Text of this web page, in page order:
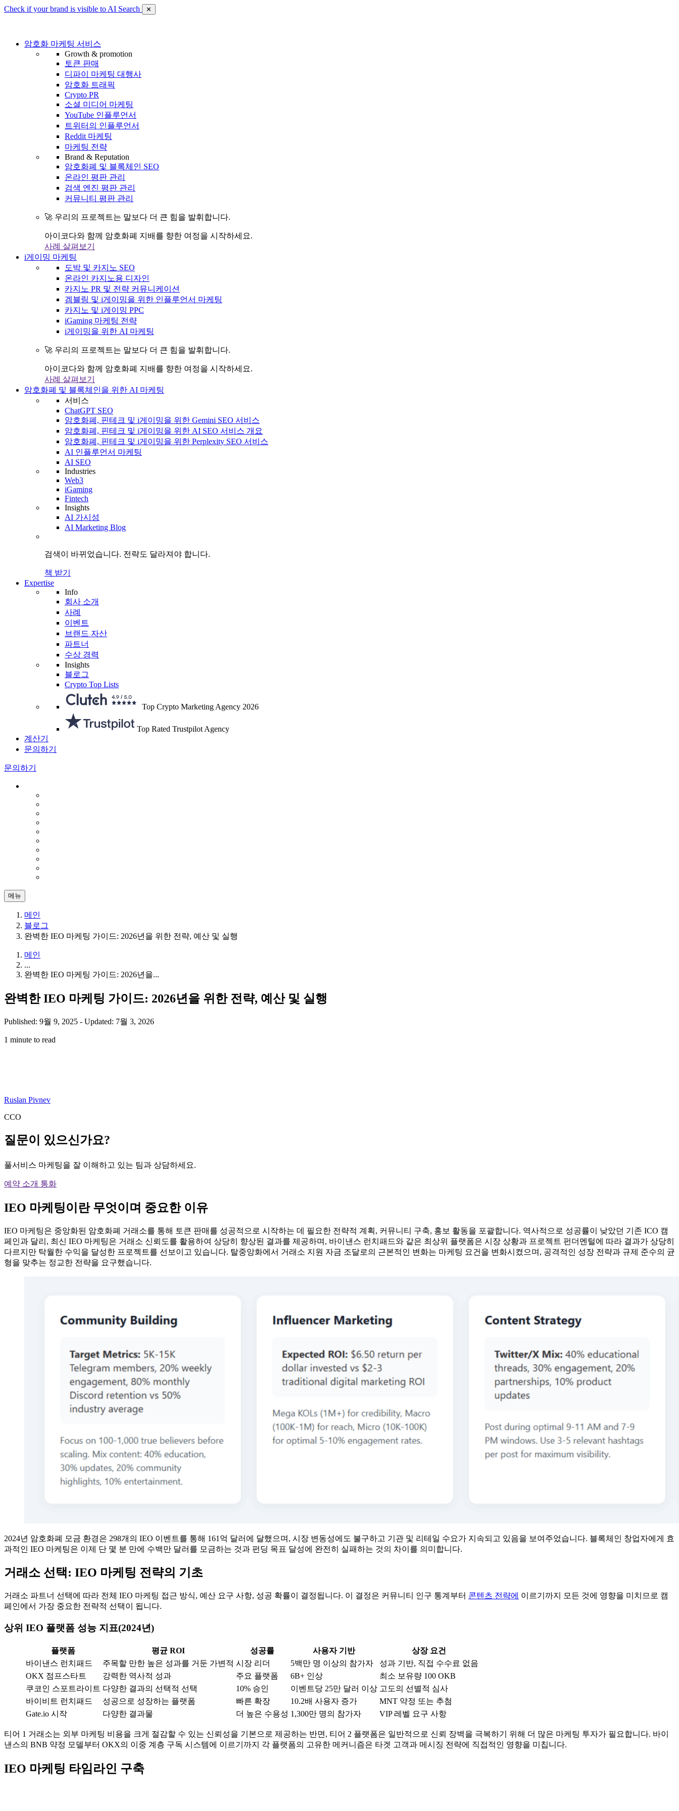
Check if your brand is visible to AI Search ✕
암호화 마케팅 서비스
Growth & promotion
토큰 판매
디파이 마케팅 대행사
암호화 트래픽
Crypto PR
소셜 미디어 마케팅
YouTube 인플루언서
트위터의 인플루언서
Reddit 마케팅
마케팅 전략
Brand & Reputation
암호화폐 및 블록체인 SEO
온라인 평판 관리
검색 엔진 평판 관리
커뮤니티 평판 관리
🚀 우리의 프로젝트는 말보다 더 큰 힘을 발휘합니다.
아이코다와 함께 암호화폐 지배를 향한 여정을 시작하세요.
사례 살펴보기
i게이밍 마케팅
도박 및 카지노 SEO
온라인 카지노용 디자인
카지노 PR 및 전략 커뮤니케이션
겜블링 및 i게이밍을 위한 인플루언서 마케팅
카지노 및 i게이밍 PPC
iGaming 마케팅 전략
i게이밍을 위한 AI 마케팅
🚀 우리의 프로젝트는 말보다 더 큰 힘을 발휘합니다.
아이코다와 함께 암호화폐 지배를 향한 여정을 시작하세요.
사례 살펴보기
암호화폐 및 블록체인을 위한 AI 마케팅
서비스
ChatGPT SEO
암호화폐, 핀테크 및 i게이밍을 위한 Gemini SEO 서비스
암호화폐, 핀테크 및 i게이밍을 위한 AI SEO 서비스 개요
암호화폐, 핀테크 및 i게이밍을 위한 Perplexity SEO 서비스
AI 인플루언서 마케팅
AI SEO
Industries
Web3
iGaming
Fintech
Insights
AI 가시성
AI Marketing Blog
검색이 바뀌었습니다. 전략도 달라져야 합니다.
책 받기
Expertise
Info
회사 소개
사례
이벤트
브랜드 자산
파트너
수상 경력
Insights
블로그
Crypto Top Lists
Top Crypto Marketing Agency 2026
Top Rated Trustpilot Agency
계산기
문의하기
문의하기
메뉴
메인
블로그
완벽한 IEO 마케팅 가이드: 2026년을 위한 전략, 예산 및 실행
메인
...
완벽한 IEO 마케팅 가이드: 2026년을...
완벽한 IEO 마케팅 가이드: 2026년을 위한 전략, 예산 및 실행
Published: 9월 9, 2025 - Updated: 7월 3, 2026
1 minute to read
Ruslan Pivnev
CCO
질문이 있으신가요?
풀서비스 마케팅을 잘 이해하고 있는 팀과 상담하세요.
예약 소개 통화
IEO 마케팅이란 무엇이며 중요한 이유
IEO 마케팅은 중앙화된 암호화폐 거래소를 통해 토큰 판매를 성공적으로 시작하는 데 필요한 전략적 계획, 커뮤니티 구축, 홍보 활동을 포괄합니다. 역사적으로 성공률이 낮았던 기존 ICO 캠
페인과 달리, 최신 IEO 마케팅은 거래소 신뢰도를 활용하여 상당히 향상된 결과를 제공하며, 바이낸스 런치패드와 같은 최상위 플랫폼은 시장 상황과 프로젝트 펀더멘털에 따라 결과가 상당히
다르지만 탁월한 수익을 달성한 프로젝트를 선보이고 있습니다. 탈중앙화에서 거래소 지원 자금 조달로의 근본적인 변화는 마케팅 요건을 변화시켰으며, 공격적인 성장 전략과 규제 준수의 균
형을 맞추는 정교한 전략을 요구했습니다.
2024년 암호화폐 모금 환경은 298개의 IEO 이벤트를 통해 161억 달러에 달했으며, 시장 변동성에도 불구하고 기관 및 리테일 수요가 지속되고 있음을 보여주었습니다. 블록체인 창업자에게 효
과적인 IEO 마케팅은 이제 단 몇 분 만에 수백만 달러를 모금하는 것과 펀딩 목표 달성에 완전히 실패하는 것의 차이를 의미합니다.
거래소 선택: IEO 마케팅 전략의 기초
거래소 파트너 선택에 따라 전체 IEO 마케팅 접근 방식, 예산 요구 사항, 성공 확률이 결정됩니다. 이 결정은 커뮤니티 인구 통계부터 콘텐츠 전략에 이르기까지 모든 것에 영향을 미치므로 캠
페인에서 가장 중요한 전략적 선택이 됩니다.
상위 IEO 플랫폼 성능 지표(2024년)
플랫폼 평균 ROI 성공률 사용자 기반
상장 요건
바이낸스 런치패드
주목할 만한 높은 성과를 거둔 가변적 시장 리더 5백만 명 이상의 참가자
성과 기반, 직접 수수료 없음
OKX 점프스타트
강력한 역사적 성과 주요 플랫폼 6B+ 인상
최소 보유량 100 OKB
쿠코인 스포트라이트 다양한 결과의 선택적 선택 10% 승인 이벤트당 25만 달러 이상 고도의 선별적 심사
바이비트 런치패드
성공으로 성장하는 플랫폼 빠른 확장 10.2배 사용자 증가
MNT 약정 또는 추첨
Gate.io 시작
다양한 결과물 더 높은 수용성 1,300만 명의 참가자 VIP 레벨 요구 사항
티어 1 거래소는 외부 마케팅 비용을 크게 절감할 수 있는 신뢰성을 기본으로 제공하는 반면, 티어 2 플랫폼은 일반적으로 신뢰 장벽을 극복하기 위해 더 많은 마케팅 투자가 필요합니다. 바이
낸스의 BNB 약정 모델부터 OKX의 이중 계층 구독 시스템에 이르기까지 각 플랫폼의 고유한 메커니즘은 타겟 고객과 메시징 전략에 직접적인 영향을 미칩니다.
IEO 마케팅 타임라인 구축